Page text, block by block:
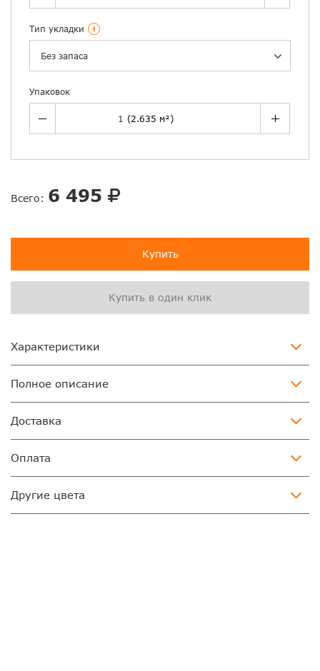
Тип укладки i
Без запаса
Упаковок
Всего: 6 495
Купить
Купить в один клик
Характеристики
Полное описание
Доставка
Оплата
Другие цвета